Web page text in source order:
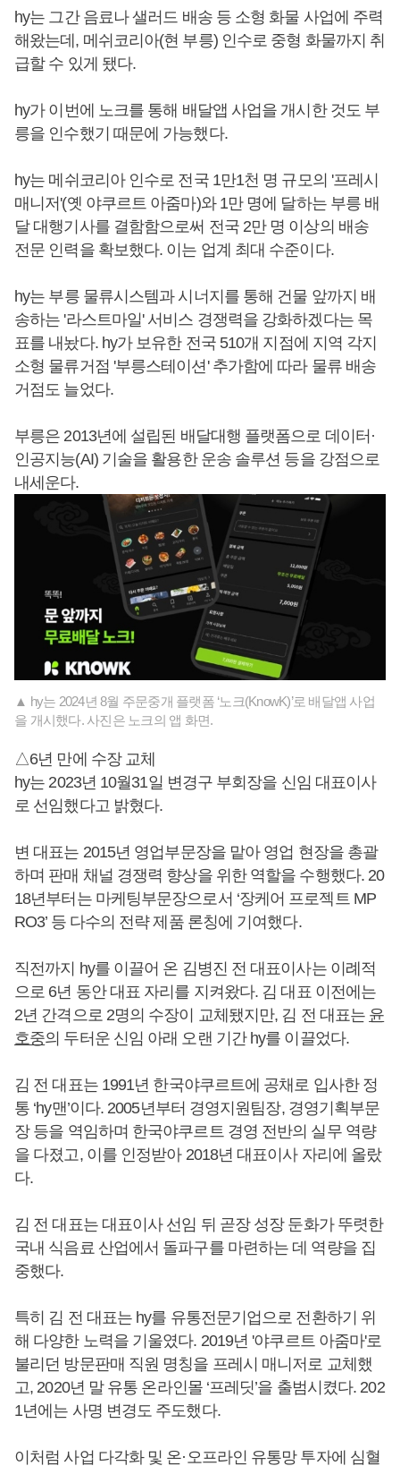
hy는 그간 음료나 샐러드 배송 등 소형 화물 사업에 주력
해왔는데, 메쉬코리아(현 부릉) 인수로 중형 화물까지 취
급할 수 있게 됐다.
hy가 이번에 노크를 통해 배달앱 사업을 개시한 것도 부
릉을 인수했기 때문에 가능했다.
hy는 메쉬코리아 인수로 전국 1만1천 명 규모의 '프레시
매니저'(옛 야쿠르트 아줌마)와 1만 명에 달하는 부릉 배
달 대행기사를 결함함으로써 전국 2만 명 이상의 배송
전문 인력을 확보했다. 이는 업계 최대 수준이다.
hy는 부릉 물류시스템과 시너지를 통해 건물 앞까지 배
송하는 '라스트마일' 서비스 경쟁력을 강화하겠다는 목
표를 내놨다. hy가 보유한 전국 510개 지점에 지역 각지
소형 물류거점 '부릉스테이션' 추가함에 따라 물류 배송
거점도 늘었다.
부릉은 2013년에 설립된 배달대행 플랫폼으로 데이터·
인공지능(AI) 기술을 활용한 운송 솔루션 등을 강점으로
내세운다.
▲ hy는 2024년 8월 주문중개 플랫폼 ‘노크(KnowK)’로 배달앱 사업
을 개시했다. 사진은 노크의 앱 화면.
△6년 만에 수장 교체
hy는 2023년 10월31일 변경구 부회장을 신임 대표이사
로 선임했다고 밝혔다.
변 대표는 2015년 영업부문장을 맡아 영업 현장을 총괄
하며 판매 채널 경쟁력 향상을 위한 역할을 수행했다. 20
18년부터는 마케팅부문장으로서 ‘장케어 프로젝트 MP
RO3’ 등 다수의 전략 제품 론칭에 기여했다.
직전까지 hy를 이끌어 온 김병진 전 대표이사는 이례적
으로 6년 동안 대표 자리를 지켜왔다. 김 대표 이전에는
2년 간격으로 2명의 수장이 교체됐지만, 김 전 대표는 윤
호중의 두터운 신임 아래 오랜 기간 hy를 이끌었다.
김 전 대표는 1991년 한국야쿠르트에 공채로 입사한 정
통 ‘hy맨’이다. 2005년부터 경영지원팀장, 경영기획부문
장 등을 역임하며 한국야쿠르트 경영 전반의 실무 역량
을 다졌고, 이를 인정받아 2018년 대표이사 자리에 올랐
다.
김 전 대표는 대표이사 선임 뒤 곧장 성장 둔화가 뚜렷한
국내 식음료 산업에서 돌파구를 마련하는 데 역량을 집
중했다.
특히 김 전 대표는 hy를 유통전문기업으로 전환하기 위
해 다양한 노력을 기울였다. 2019년 '야쿠르트 아줌마'로
불리던 방문판매 직원 명칭을 프레시 매니저로 교체했
고, 2020년 말 유통 온라인몰 ‘프레딧’을 출범시켰다. 202
1년에는 사명 변경도 주도했다.
이처럼 사업 다각화 및 온·오프라인 유통망 투자에 심혈